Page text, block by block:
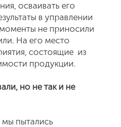
осваивать его
в управлении
не приносили
На его место
состоящие из
продукции.
но не так и не
пытались